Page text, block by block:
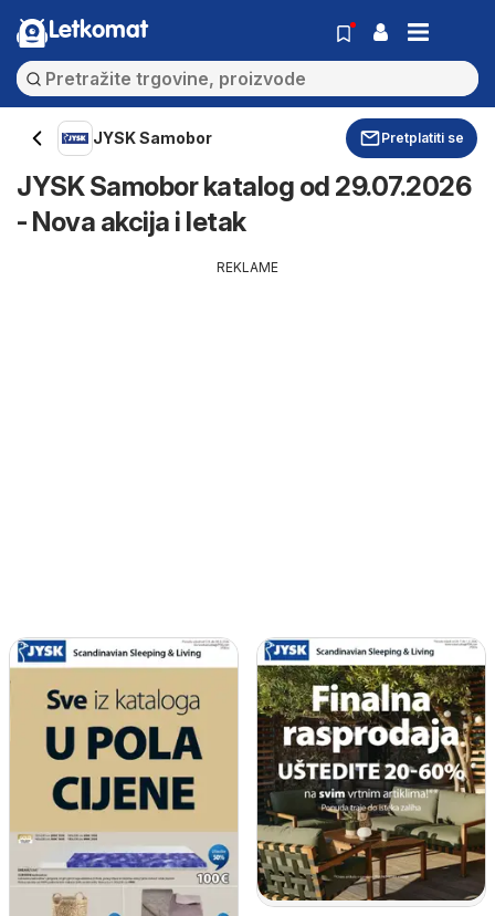
Letkomat
JYSK Samobor Pretplatiti se
JYSK Samobor katalog od 29.07.2026
- Nova akcija i letak
REKLAME